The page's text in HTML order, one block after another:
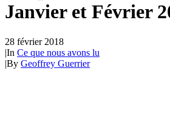
Janvier et Février
28 février 2018
|In Ce que nous avons lu
|By Geoffrey Guerrier